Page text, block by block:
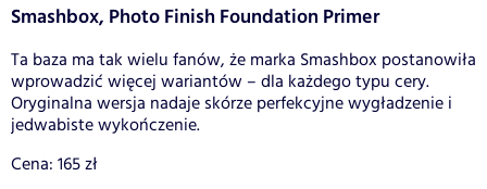
Smashbox, Photo Finish Foundation Primer
Ta baza ma tak wielu fanów, że marka Smashbox postanowiła
wprowadzić więcej wariantów – dla każdego typu cery.
Oryginalna wersja nadaje skórze perfekcyjne wygładzenie i
jedwabiste wykończenie.
Cena: 165 zł